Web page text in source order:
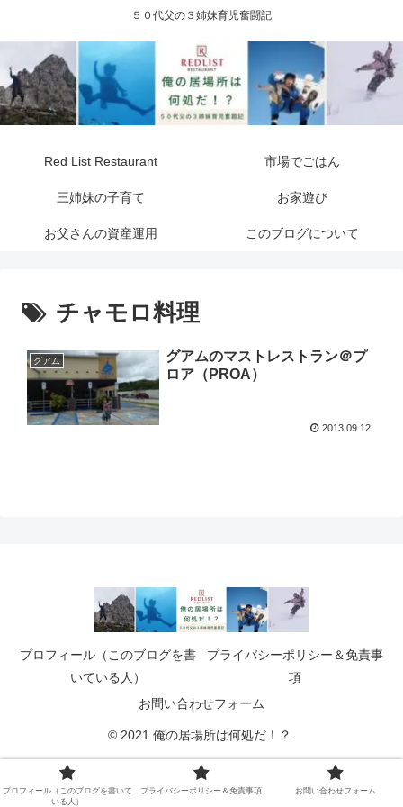
５０代父の３姉妹育児奮闘記
Red List Restaurant 市場でごはん
三姉妹の子育て お家遊び
お父さんの資産運用 このブログについて
チャモロ料理
グアム
グアムのマストレストラン＠プ
ロア（PROA）
2013.09.12
プロフィール（このブログを書
いている人）
プライバシーポリシー＆免責事
項
お問い合わせフォーム
© 2021 俺の居場所は何処だ！？.
プロフィール（このブログを書いて
いる人）
プライバシーポリシー＆免責事項 お問い合わせフォーム